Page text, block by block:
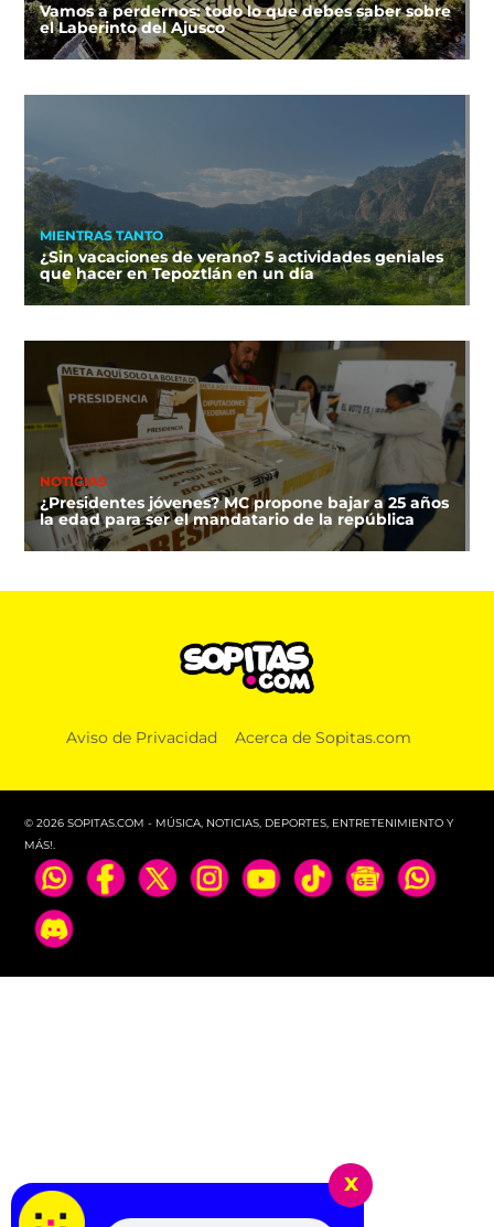
Vamos a perdernos: todo lo que debes saber sobre
el Laberinto del Ajusco
MIENTRAS TANTO
¿Sin vacaciones de verano? 5 actividades geniales
que hacer en Tepoztlán en un día
NOTICIAS
¿Presidentes jóvenes? MC propone bajar a 25 años
la edad para ser el mandatario de la república
Aviso de Privacidad Acerca de Sopitas.com
© 2026 SOPITAS.COM - MÚSICA, NOTICIAS, DEPORTES, ENTRETENIMIENTO Y
MÁS!.
x